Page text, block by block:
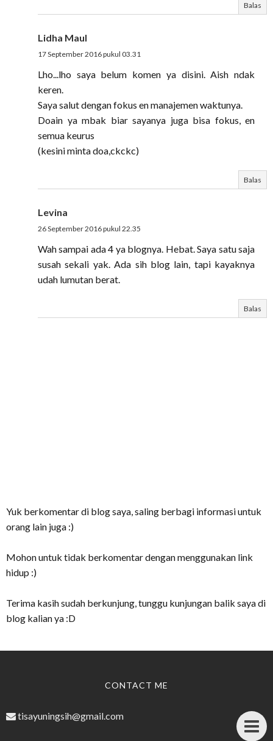
Balas
Lidha Maul
17 September 2016 pukul 03.31
Lho...lho saya belum komen ya disini. Aish ndak
keren.
Saya salut dengan fokus en manajemen waktunya.
Doain ya mbak biar sayanya juga bisa fokus, en
semua keurus
(kesini minta doa,ckckc)
Balas
Levina
26 September 2016 pukul 22.35
Wah sampai ada 4 ya blognya. Hebat. Saya satu saja
susah sekali yak. Ada sih blog lain, tapi kayaknya
udah lumutan berat.
Balas
Yuk berkomentar di blog saya, saling berbagi informasi untuk
orang lain juga :)
Mohon untuk tidak berkomentar dengan menggunakan link
hidup :)
Terima kasih sudah berkunjung, tunggu kunjungan balik saya di
blog kalian ya :D
CONTACT ME
tisayuningsih@gmail.com